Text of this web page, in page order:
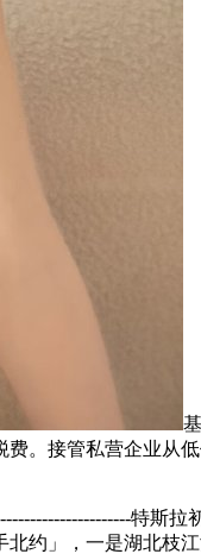
。接管私营企业从
特斯拉
约」，一是湖北枝